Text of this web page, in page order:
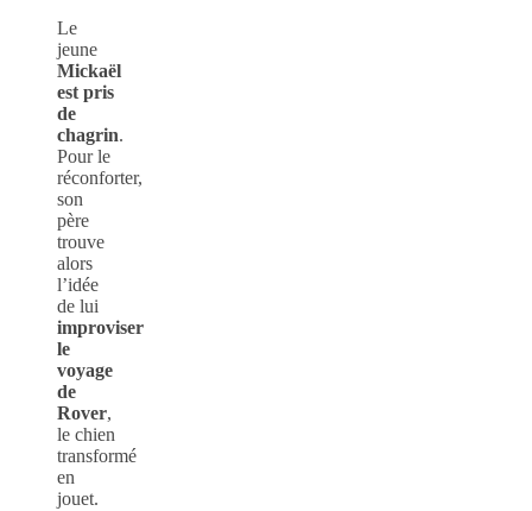
Le
jeune
Mickaël
est pris
de
chagrin.
Pour le
réconforter,
son
père
trouve
alors
l’idée
de lui
improviser
le
voyage
de
Rover,
le chien
transformé
en
jouet.